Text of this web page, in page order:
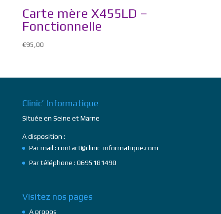
Carte mère X455LD –
Fonctionnelle
€95,00
Clinic’ Informatique
Située en Seine et Marne
A disposition :
Par mail : contact@clinic-informatique.com
Par téléphone : 0695181490
Visitez nos pages
A propos